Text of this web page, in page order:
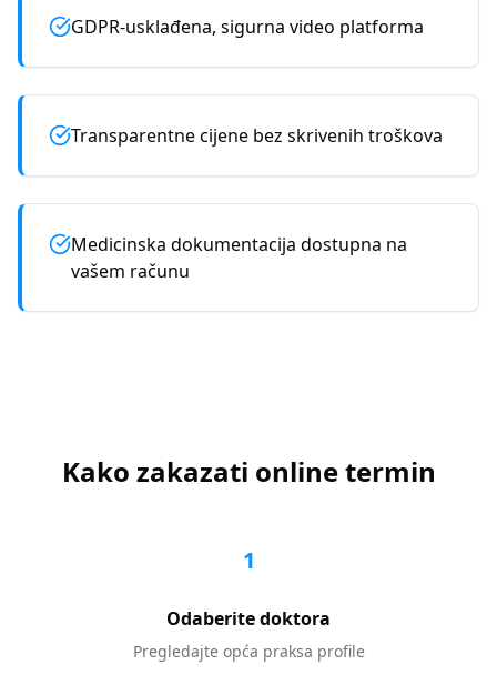
GDPR-usklađena, sigurna video platforma
Transparentne cijene bez skrivenih troškova
Medicinska dokumentacija dostupna na
vašem računu
Kako zakazati online termin
1
Odaberite doktora
Pregledajte opća praksa profile